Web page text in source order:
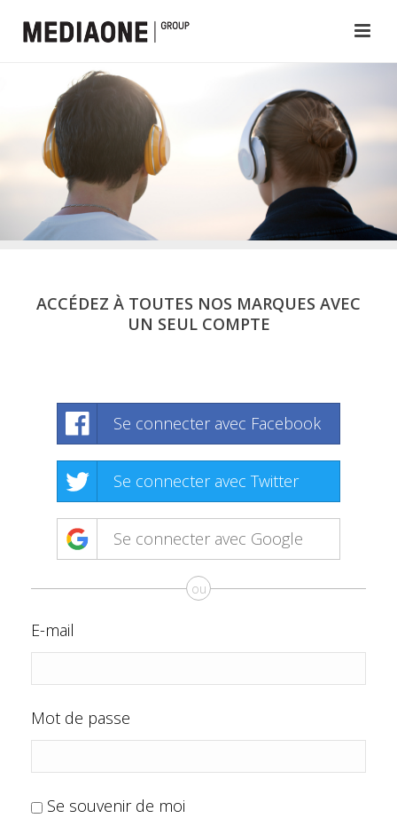
ACCÉDEZ À TOUTES NOS MARQUES AVEC
UN SEUL COMPTE
Se connecter avec Facebook
Se connecter avec Twitter
Se connecter avec Google
ou
E-mail
Mot de passe
Se souvenir de moi